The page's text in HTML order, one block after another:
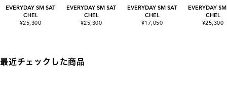
EVERYDAY SM SAT
CHEL
¥25,300
EVERYDAY SM SAT
CHEL
¥25,300
EVERYDAY SM SAT
CHEL
¥17,050
EVERYDAY
CHEL
¥25,300
最近チェックした商品